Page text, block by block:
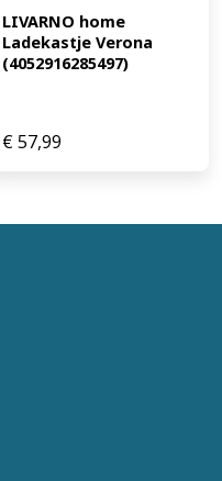
LIVARNO home
Ladekastje Verona
(4052916285497)
€57,99